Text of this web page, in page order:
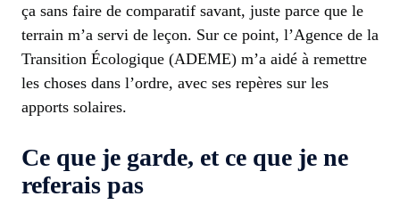
ça sans faire de comparatif savant, juste parce que le
terrain m’a servi de leçon. Sur ce point, l’Agence de la
Transition Écologique (ADEME) m’a aidé à remettre
les choses dans l’ordre, avec ses repères sur les
apports solaires.
Ce que je garde, et ce que je ne
referais pas